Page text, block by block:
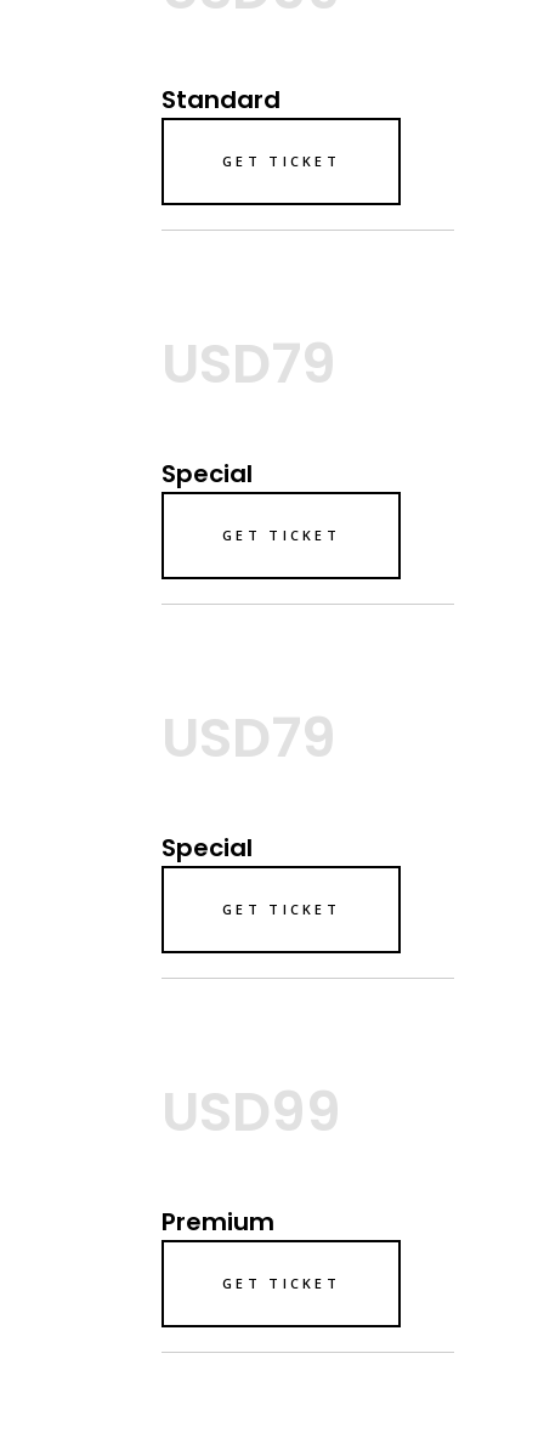
Standard
GET TICKET
USD79
Special
GET TICKET
USD79
Special
GET TICKET
USD99
Premium
GET TICKET